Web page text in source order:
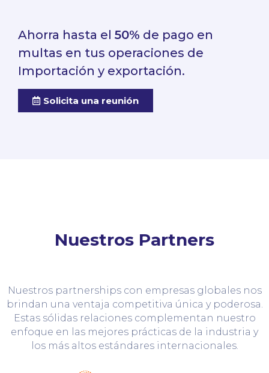
Ahorra hasta el 50% de pago en
multas en tus operaciones de
Importación y exportación.
Solicita una reunión
Nuestros Partners
Nuestros partnerships con empresas globales nos
brindan una ventaja competitiva única y poderosa.
Estas sólidas relaciones complementan nuestro
enfoque en las mejores prácticas de la industria y
los más altos estándares internacionales.